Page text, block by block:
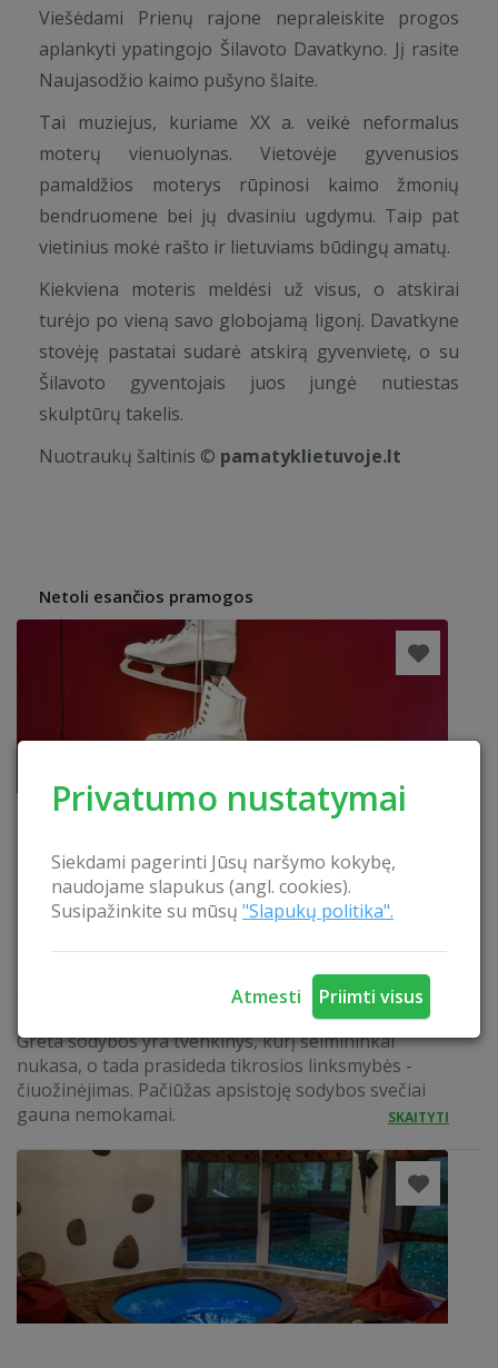
Privatumo nustatymai
Siekdami pagerinti Jūsų naršymo kokybę,
naudojame slapukus (angl. cookies).
Susipažinkite su mūsų "Slapukų politika".
Atmesti Priimti visus
Viešėdami Prienų rajone nepraleiskite progos
aplankyti ypatingojo Šilavoto Davatkyno. Jį rasite
Naujasodžio kaimo pušyno šlaite.
Tai muziejus, kuriame XX a. veikė neformalus
moterų vienuolynas. Vietovėje gyvenusios
pamaldžios moterys rūpinosi kaimo žmonių
bendruomene bei jų dvasiniu ugdymu. Taip pat
vietinius mokė rašto ir lietuviams būdingų amatų.
Kiekviena moteris meldėsi už visus, o atskirai
turėjo po vieną savo globojamą ligonį. Davatkyne
stovėję pastatai sudarė atskirą gyvenvietę, o su
Šilavoto gyventojais juos jungė nutiestas
skulptūrų takelis.
Nuotraukų šaltinis © pamatyklietuvoje.lt
Netoli esančios pramogos
Žiemos metu apsistoję sodyboje "Bagrėnžaris"
nemokamai galėsite mėgautis žiemos pramogomis.
Greta sodybos yra tvenkinys, kurį šeimininkai
nukasa, o tada prasideda tikrosios linksmybės -
čiuožinėjimas. Pačiūžas apsistoję sodybos svečiai
gauna nemokamai.
SKAITYTI